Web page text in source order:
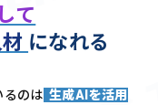
て
になれる
るのは 生成AIを活用